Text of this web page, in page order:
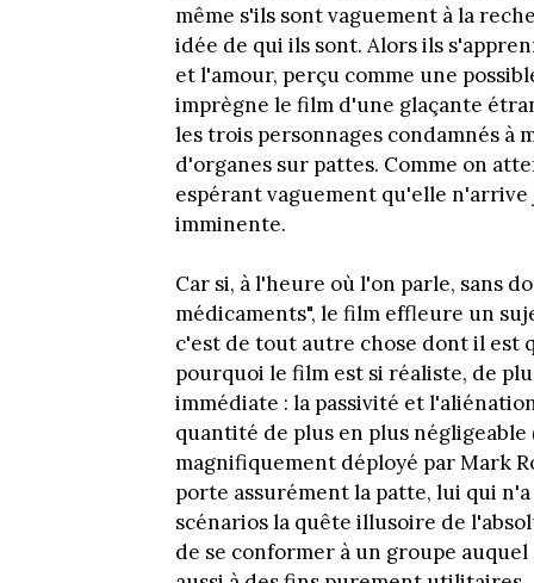
même s'ils sont vaguement à la
idée de qui ils sont. Alors ils
et l'amour, perçu comme une
imprègne le film d'une glaçante
les trois personnages condamnés
d'organes sur pattes. Comme on
espérant vaguement qu'elle
imminente.
Car si, à l'heure où l'on parle, sans
médicaments", le film effleure un
c'est de tout autre chose dont il est
pourquoi le film est si réaliste, de
immédiate : la passivité et
quantité de plus en plus
magnifiquement déployé par Mark
porte assurément la patte, lui qui
scénarios la quête illusoire de
de se conformer à un groupe